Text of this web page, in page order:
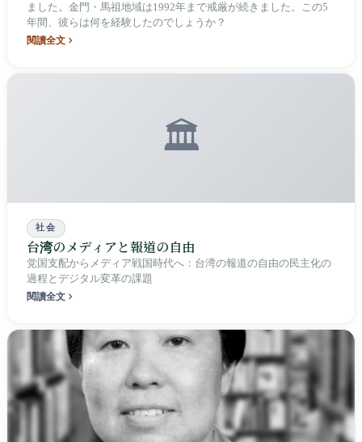
ました。金門・馬祖地域は1992年まで戒厳が続きました。この5
年間、彼らは何を経験したのでしょうか？
閱讀全文
🏛️
社会
台湾のメディアと報道の自由
党国支配からメディア戦国時代へ：台湾の報道の自由の民主化の
過程とデジタル変革の課題
閱讀全文